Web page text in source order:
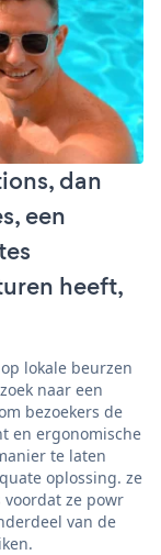
dan
een
heeft,
lokale beurzen
naar een
bezoekers de
en ergonomische
te laten
oplossing. ze
ze powr
van de